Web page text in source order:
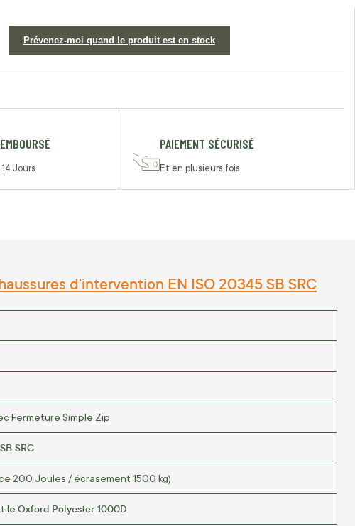
Prévenez-moi quand le produit est en stock
Jours
PAIEMENT SÉCURISÉ
Et en plusieurs fois
d'intervention EN ISO 20345 SB SRC
Fermeture Simple Zip
SRC
200 Joules / écrasement 1500 kg)
Oxford Polyester 1000D